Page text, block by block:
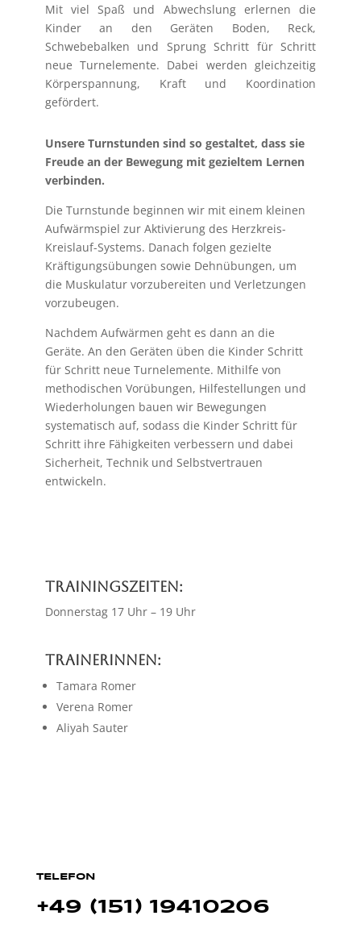
Mit viel Spaß und Abwechslung erlernen die
Kinder an den Geräten Boden, Reck,
Schwebebalken und Sprung Schritt für Schritt
neue Turnelemente. Dabei werden gleichzeitig
Körperspannung, Kraft und Koordination
gefördert.
Unsere Turnstunden sind so gestaltet, dass sie
Freude an der Bewegung mit gezieltem Lernen
verbinden.
Die Turnstunde beginnen wir mit einem kleinen
Aufwärmspiel zur Aktivierung des Herzkreis-
Kreislauf-Systems. Danach folgen gezielte
Kräftigungsübungen sowie Dehnübungen, um
die Muskulatur vorzubereiten und Verletzungen
vorzubeugen.
Nachdem Aufwärmen geht es dann an die
Geräte. An den Geräten üben die Kinder Schritt
für Schritt neue Turnelemente. Mithilfe von
methodischen Vorübungen, Hilfestellungen und
Wiederholungen bauen wir Bewegungen
systematisch auf, sodass die Kinder Schritt für
Schritt ihre Fähigkeiten verbessern und dabei
Sicherheit, Technik und Selbstvertrauen
entwickeln.
Trainingszeiten:
Donnerstag 17 Uhr – 19 Uhr
Trainerinnen:
Tamara Romer
Verena Romer
Aliyah Sauter
TELEFON
+49 (151) 19410206